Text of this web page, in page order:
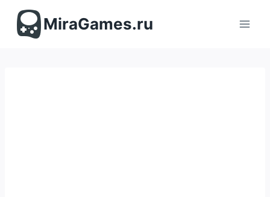
содержимомуMiraGames.ru